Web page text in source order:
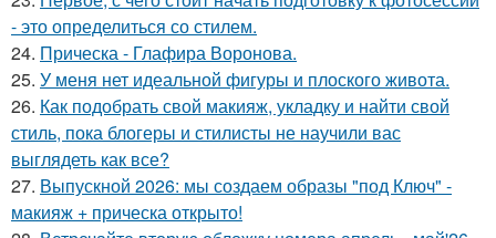
- это определиться со стилем.
24. Прическа - Глафира Воронова.
25. У меня нет идеальной фигуры и плоского живота.
26. Как подобрать свой макияж, укладку и найти свой
стиль, пока блогеры и стилисты не научили вас
выглядеть как все?
27. Выпускной 2026: мы создаем образы "под Ключ" -
макияж + прическа открыто!